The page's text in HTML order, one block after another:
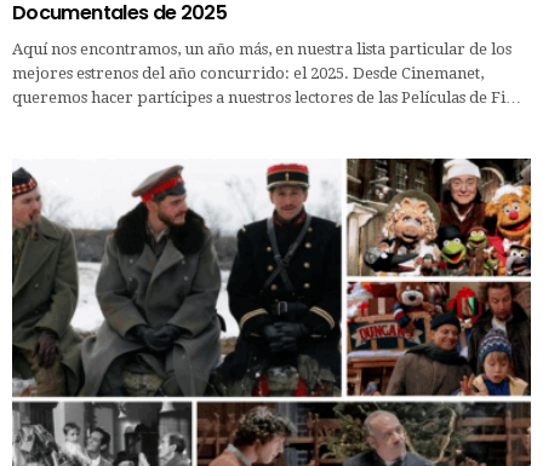
Documentales de 2025
Aquí nos encontramos, un año más, en nuestra lista particular de los
mejores estrenos del año concurrido: el 2025. Desde Cinemanet,
queremos hacer partícipes a nuestros lectores de las Películas de Fi…